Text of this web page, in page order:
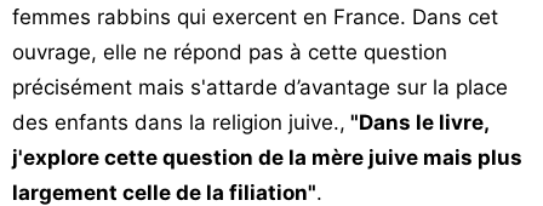
femmes rabbins qui exercent en France. Dans cet
ouvrage, elle ne répond pas à cette question
précisément mais s'attarde d’avantage sur la place
des enfants dans la religion juive., "Dans le livre,
j'explore cette question de la mère juive mais plus
largement celle de la filiation".